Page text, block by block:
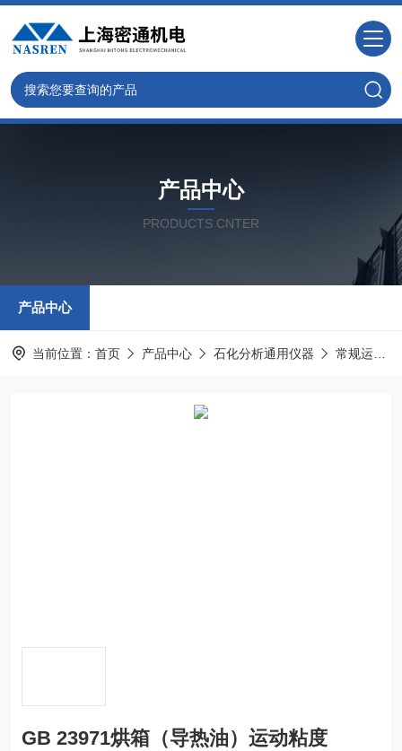
产品中心
PRODUCTS CNTER
产品中心
当前位置： 首页 产品中心 石化分析通用仪器 常规运动粘度仪器
GB 23971烘箱（导热油）运动粘度